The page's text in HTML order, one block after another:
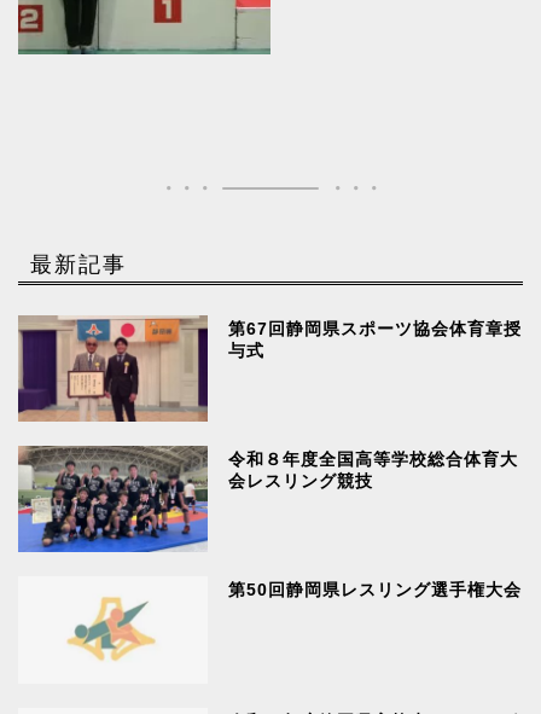
最新記事
第67回静岡県スポーツ協会体育章授
与式
令和８年度全国高等学校総合体育大
会レスリング競技
第50回静岡県レスリング選手権大会